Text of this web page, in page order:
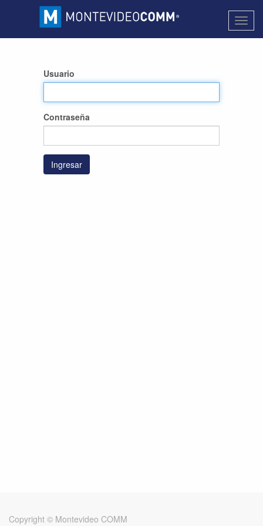
Usuario
Contraseña
Ingresar
Copyright © Montevideo COMM